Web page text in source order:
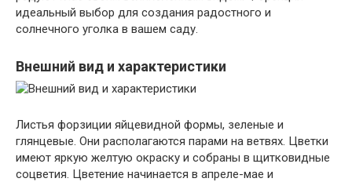
идеальный выбор для создания радостного и
солнечного уголка в вашем саду.
Внешний вид и характеристики
Листья форзиции яйцевидной формы, зеленые и
глянцевые. Они располагаются парами на ветвях. Цветки
имеют яркую желтую окраску и собраны в щитковидные
соцветия. Цветение начинается в апреле-мае и